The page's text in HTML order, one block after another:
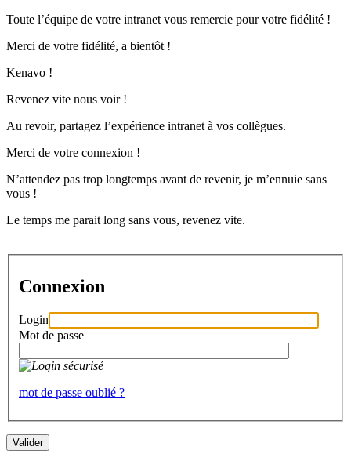
Toute l’équipe de votre intranet vous remercie pour votre fidélité !
Merci de votre fidélité, a bientôt !
Kenavo !
Revenez vite nous voir !
Au revoir, partagez l’expérience intranet à vos collègues.
Merci de votre connexion !
N’attendez pas trop longtemps avant de revenir, je m’ennuie sans
vous !
Le temps me parait long sans vous, revenez vite.
Connexion
Login
Mot de passe
mot de passe oublié ?